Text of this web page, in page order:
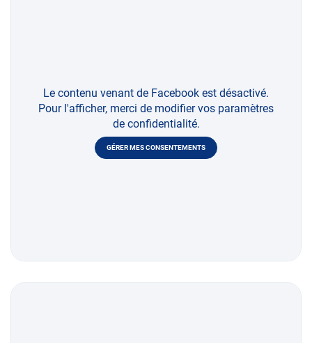
Le contenu venant de Facebook est désactivé.
Pour l'afficher, merci de modifier vos paramètres
de confidentialité.
GÉRER MES CONSENTEMENTS